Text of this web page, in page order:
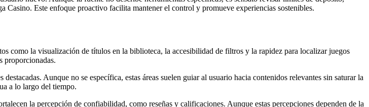
Este enfoque proactivo facilita mantener el control y promueve experiencias sostenibles.
como la visualización de títulos en la biblioteca, la accesibilidad de filtros y la rapidez para localizar juegos
proporcionadas.
Aunque no se específica, estas áreas suelen guiar al usuario hacia contenidos relevantes sin saturar la
a lo largo del tiempo.
la percepción de confiabilidad, como reseñas y calificaciones. Aunque estas percepciones dependen de la